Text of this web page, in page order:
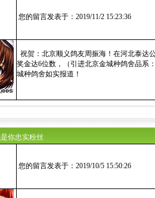
您的留言发表于：2019/11/2 15:23:36
祝贺：北京顺义鸽友周振海！在河北泰达
奖金达6位数，（引进北京金城种鸽舍品系
城种鸽舍如实报道！
你忠实粉丝
您的留言发表于：2019/10/5 15:50:26